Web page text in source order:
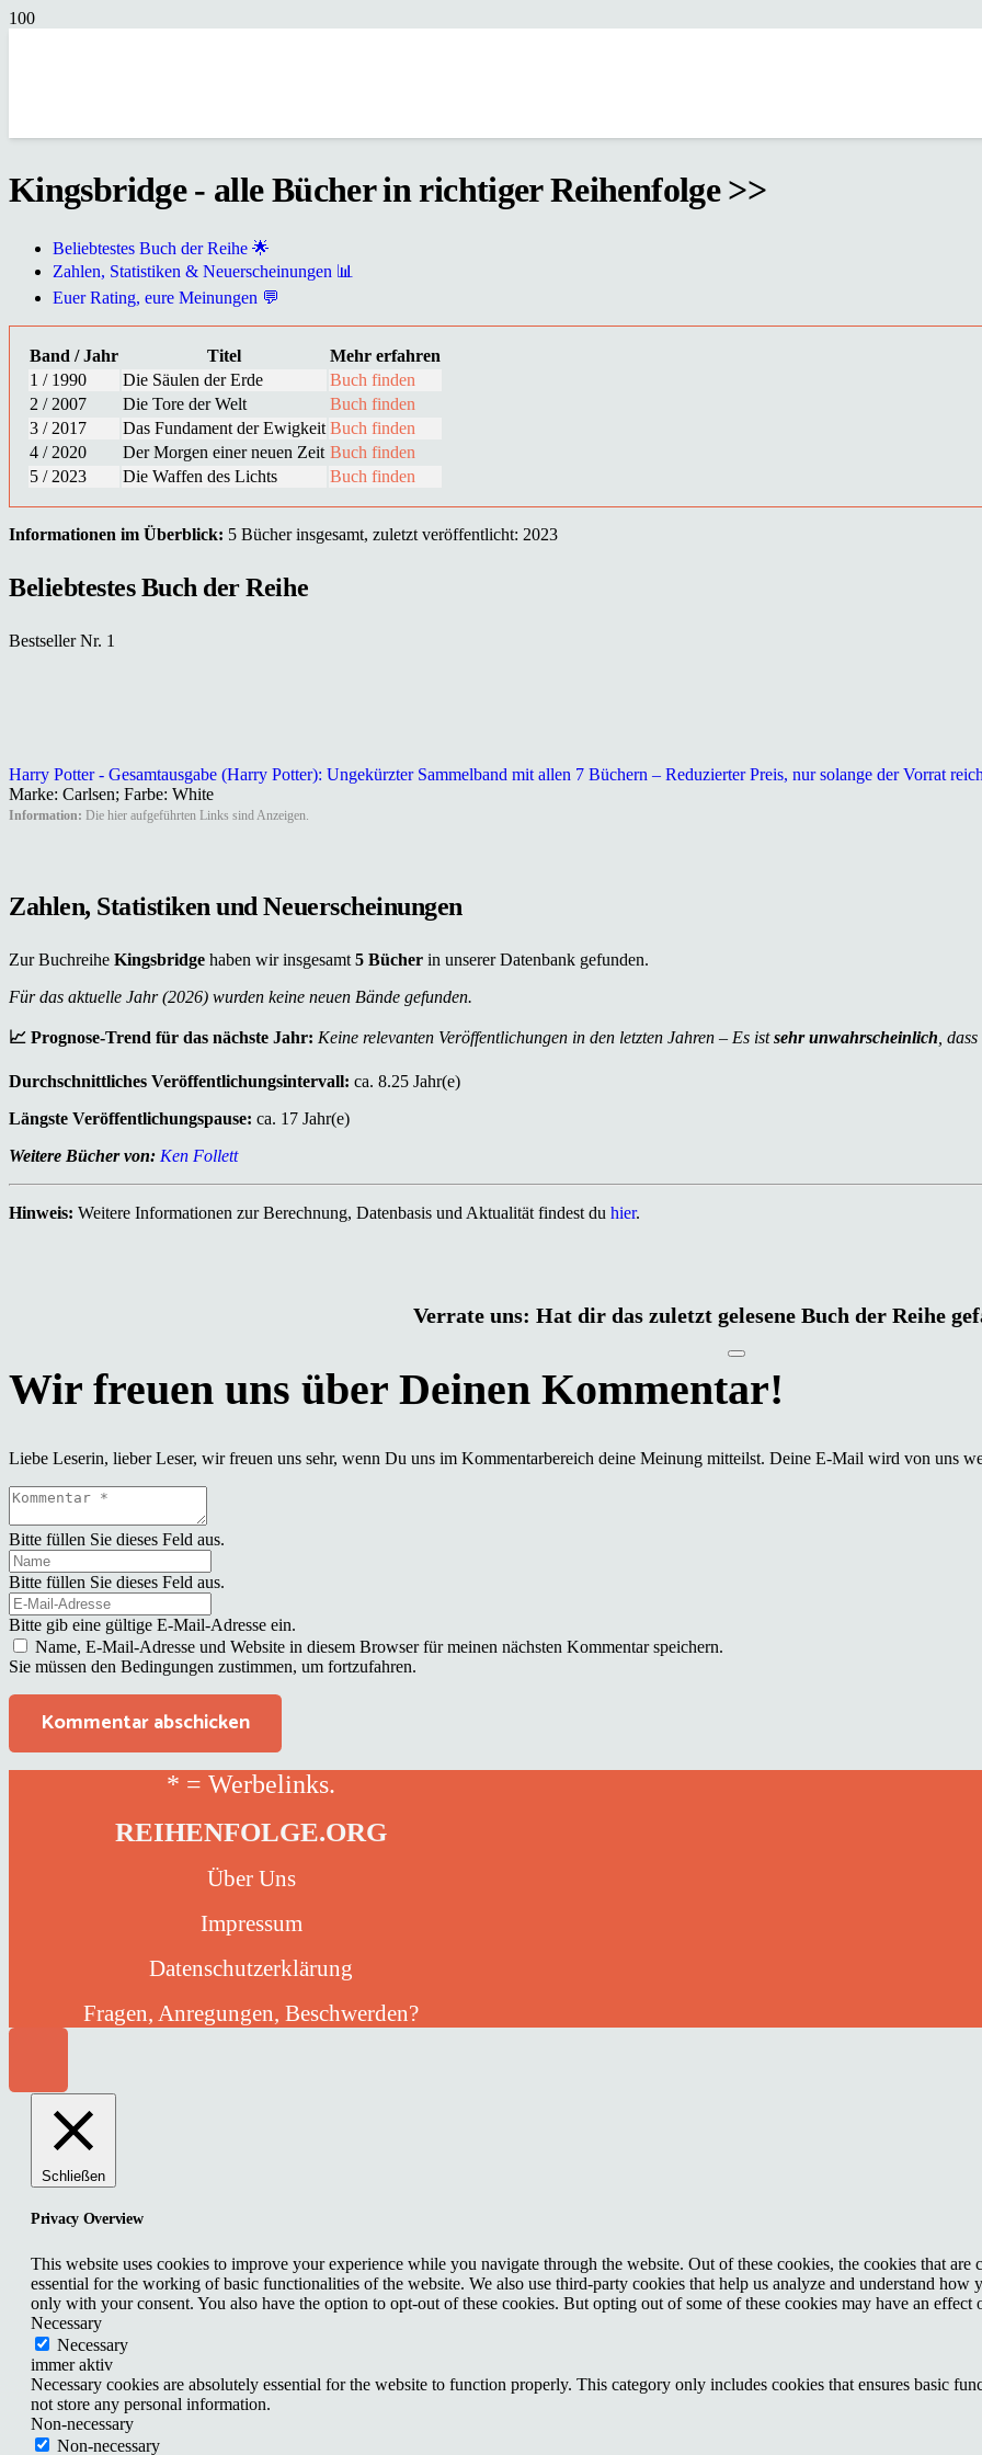
Kingsbridge - alle Bücher in richtiger Reihenfolge >>
Beliebtestes Buch der Reihe 🌟
Zahlen, Statistiken & Neuerscheinungen 📊
Euer Rating, eure Meinungen 💬
Band / Jahr Titel
Mehr erfahren
1 / 1990
Die Säulen der Erde
Buch finden
2 / 2007
Die Tore der Welt
Buch finden
3 / 2017
Das Fundament der Ewigkeit Buch finden
4 / 2020
Der Morgen einer neuen Zeit Buch finden
5 / 2023
Die Waffen des Lichts Buch finden
Informationen im Überblick: 5 Bücher insgesamt, zuletzt veröffentlicht: 2023
Beliebtestes Buch der Reihe
Bestseller Nr. 1
Harry Potter - Gesamtausgabe (Harry Potter): Ungekürzter Sammelband mit allen 7 Büchern – Reduzierter Preis, nur solange der Vorrat
Marke: Carlsen; Farbe: White
Information: Die hier aufgeführten Links sind Anzeigen.
Zahlen, Statistiken und Neuerscheinungen
Zur Buchreihe Kingsbridge haben wir insgesamt 5 Bücher in unserer Datenbank gefunden.
Für das aktuelle Jahr (2026) wurden keine neuen Bände gefunden.
📈 Prognose-Trend für das nächste Jahr: Keine relevanten Veröffentlichungen in den letzten Jahren – Es istsehr unwahrscheinlich ,
Durchschnittliches Veröffentlichungsintervall: ca. 8.25 Jahr(e)
Längste Veröffentlichungspause: ca. 17 Jahr(e)
Weitere Bücher von: Ken Follett
Hinweis: Weitere Informationen zur Berechnung, Datenbasis und Aktualität findest du hier.
Verrate uns: Hat dir das zuletzt gelesene Buch der Reihe
Liebe Leserin, lieber Leser, wir freuen uns sehr, wenn Du uns im Kommentarbereich deine Meinung mitteilst. Deine E-Mail wird von uns
Bitte füllen Sie dieses Feld aus.
Bitte füllen Sie dieses Feld aus.
Bitte gib eine gültige E-Mail-Adresse ein.
Name, E-Mail-Adresse und Website in diesem Browser für meinen nächsten Kommentar speichern.
Sie müssen den Bedingungen zustimmen, um fortzufahren.
Kommentar abschicken
* = Werbelinks.
REIHENFOLGE.ORG
Über Uns
Impressum
Datenschutzerklärung
Fragen, Anregungen, Beschwerden?
Schließen
Privacy Overview
This website uses cookies to improve your experience while you navigate through the website. Out of these cookies, the cookies that are
essential for the working of basic functionalities of the website. We also use third-party cookies that help us analyze and understand
only with your consent. You also have the option to opt-out of these cookies. But opting out of some of these cookies may have an effect
Necessary
Necessary
immer aktiv
Necessary cookies are absolutely essential for the website to function properly. This category only includes cookies that ensures basic
not store any personal information.
Non-necessary
Non-necessary